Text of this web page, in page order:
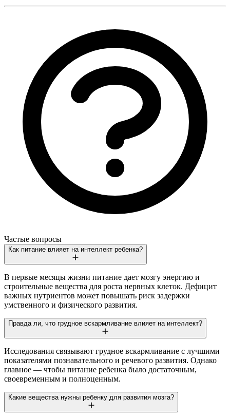
Частые вопросы
Как питание влияет на интеллект ребенка?
В первые месяцы жизни питание дает мозгу энергию и
строительные вещества для роста нервных клеток. Дефицит
важных нутриентов может повышать риск задержки
умственного и физического развития.
Правда ли, что грудное вскармливание влияет на интеллект?
Исследования связывают грудное вскармливание с лучшими
показателями познавательного и речевого развития. Однако
главное — чтобы питание ребенка было достаточным,
своевременным и полноценным.
Какие вещества нужны ребенку для развития мозга?